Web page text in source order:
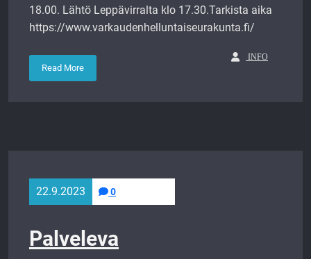
18.00. Lähtö Leppävirralta klo 17.30.Tarkista aika
https://www.varkaudenhelluntaiseurakunta.fi/
Read More
INFO
22.9.2023 0
Palveleva